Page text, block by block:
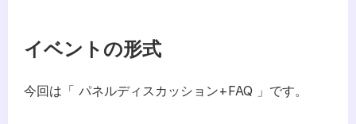
イベントの形式
今回は「 パネルディスカッション+FAQ 」です。